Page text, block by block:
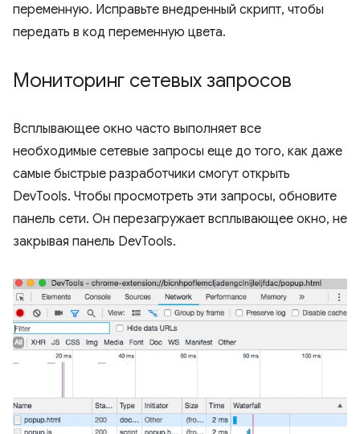
переменную. Исправьте внедренный скрипт, чтобы
передать в код переменную цвета.
Мониторинг сетевых запросов
Всплывающее окно часто выполняет все
необходимые сетевые запросы еще до того, как даже
самые быстрые разработчики смогут открыть
DevTools. Чтобы просмотреть эти запросы, обновите
панель сети. Он перезагружает всплывающее окно, не
закрывая панель DevTools.